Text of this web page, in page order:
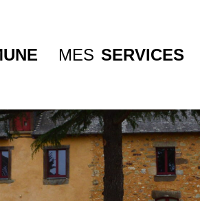
MES SERVICES